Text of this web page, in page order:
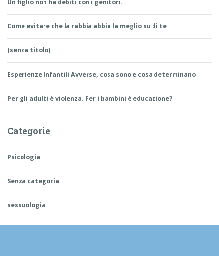
Un figlio non ha debiti con i genitori.
Come evitare che la rabbia abbia la meglio su di te
(senza titolo)
Esperienze Infantili Avverse, cosa sono e cosa determinano
Per gli adulti è violenza. Per i bambini è educazione?
Categorie
Psicologia
Senza categoria
sessuologia